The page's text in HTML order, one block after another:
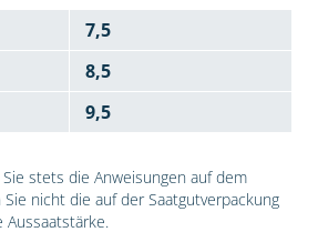
7,5
8,5
9,5
stets die Anweisungen auf dem
nicht die auf der Saatgutverpackung
Aussaatstärke.